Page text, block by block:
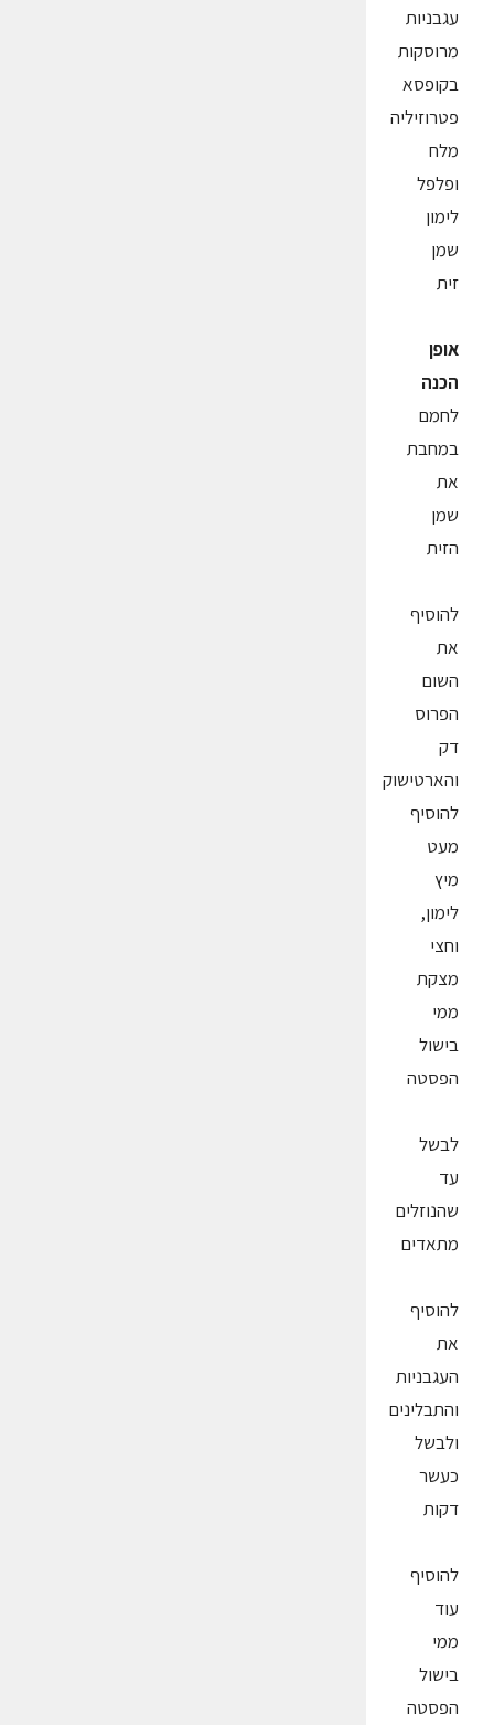
עגבניות
מרוסקות
בקופסא
פטרוזיליה
מלח
ופלפל
לימון
שמן
זית
אופן
הכנה
לחמם
במחבת
את
שמן
הזית
להוסיף
את
השום
הפרוס
דק
והארטישוק
להוסיף
מעט
מיץ
לימון,
וחצי
מצקת
ממי
בישול
הפסטה
לבשל
עד
שהנוזלים
מתאדים
להוסיף
את
העגבניות
והתבלינים
ולבשל
כעשר
דקות
להוסיף
עוד
ממי
בישול
הפסטה